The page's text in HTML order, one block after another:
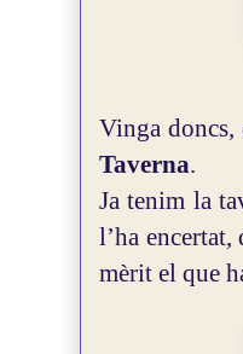
Vinga doncs,
Taverna.
Ja tenim la
l’ha
mèrit el que